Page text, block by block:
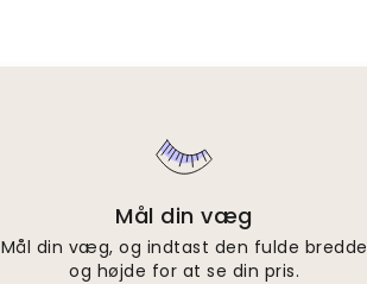
Mål din væg
Mål din væg, og indtast den fulde bredde
og højde for at se din pris.